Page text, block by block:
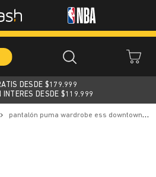
DESDE $179.999
INTERES DESDE $119.999
pantalón puma wardrobe ess downtown mujer